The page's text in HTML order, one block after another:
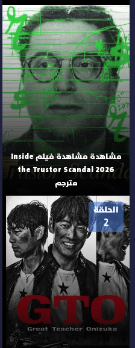
مشاهدة مشاهدة فيلم Inside
the Trustor Scandal 2026
مترجم
الحلقة
2